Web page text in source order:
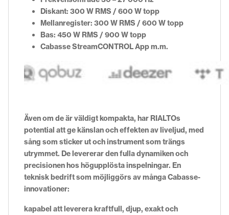
Diskant: 300 W RMS / 600 W topp
Mellanregister: 300 W RMS / 600 W topp
Bas: 450 W RMS / 900 W topp
Cabasse StreamCONTROL App m.m.
Även om de är väldigt kompakta, har RIALTOs
potential att ge känslan och effekten av liveljud, med
sång som sticker ut och instrument som trängs
utrymmet. De levererar den fulla dynamiken och
precisionen hos högupplösta inspelningar. En
teknisk bedrift som möjliggörs av många Cabasse-
innovationer:
kapabel att leverera kraftfull, djup, exakt och